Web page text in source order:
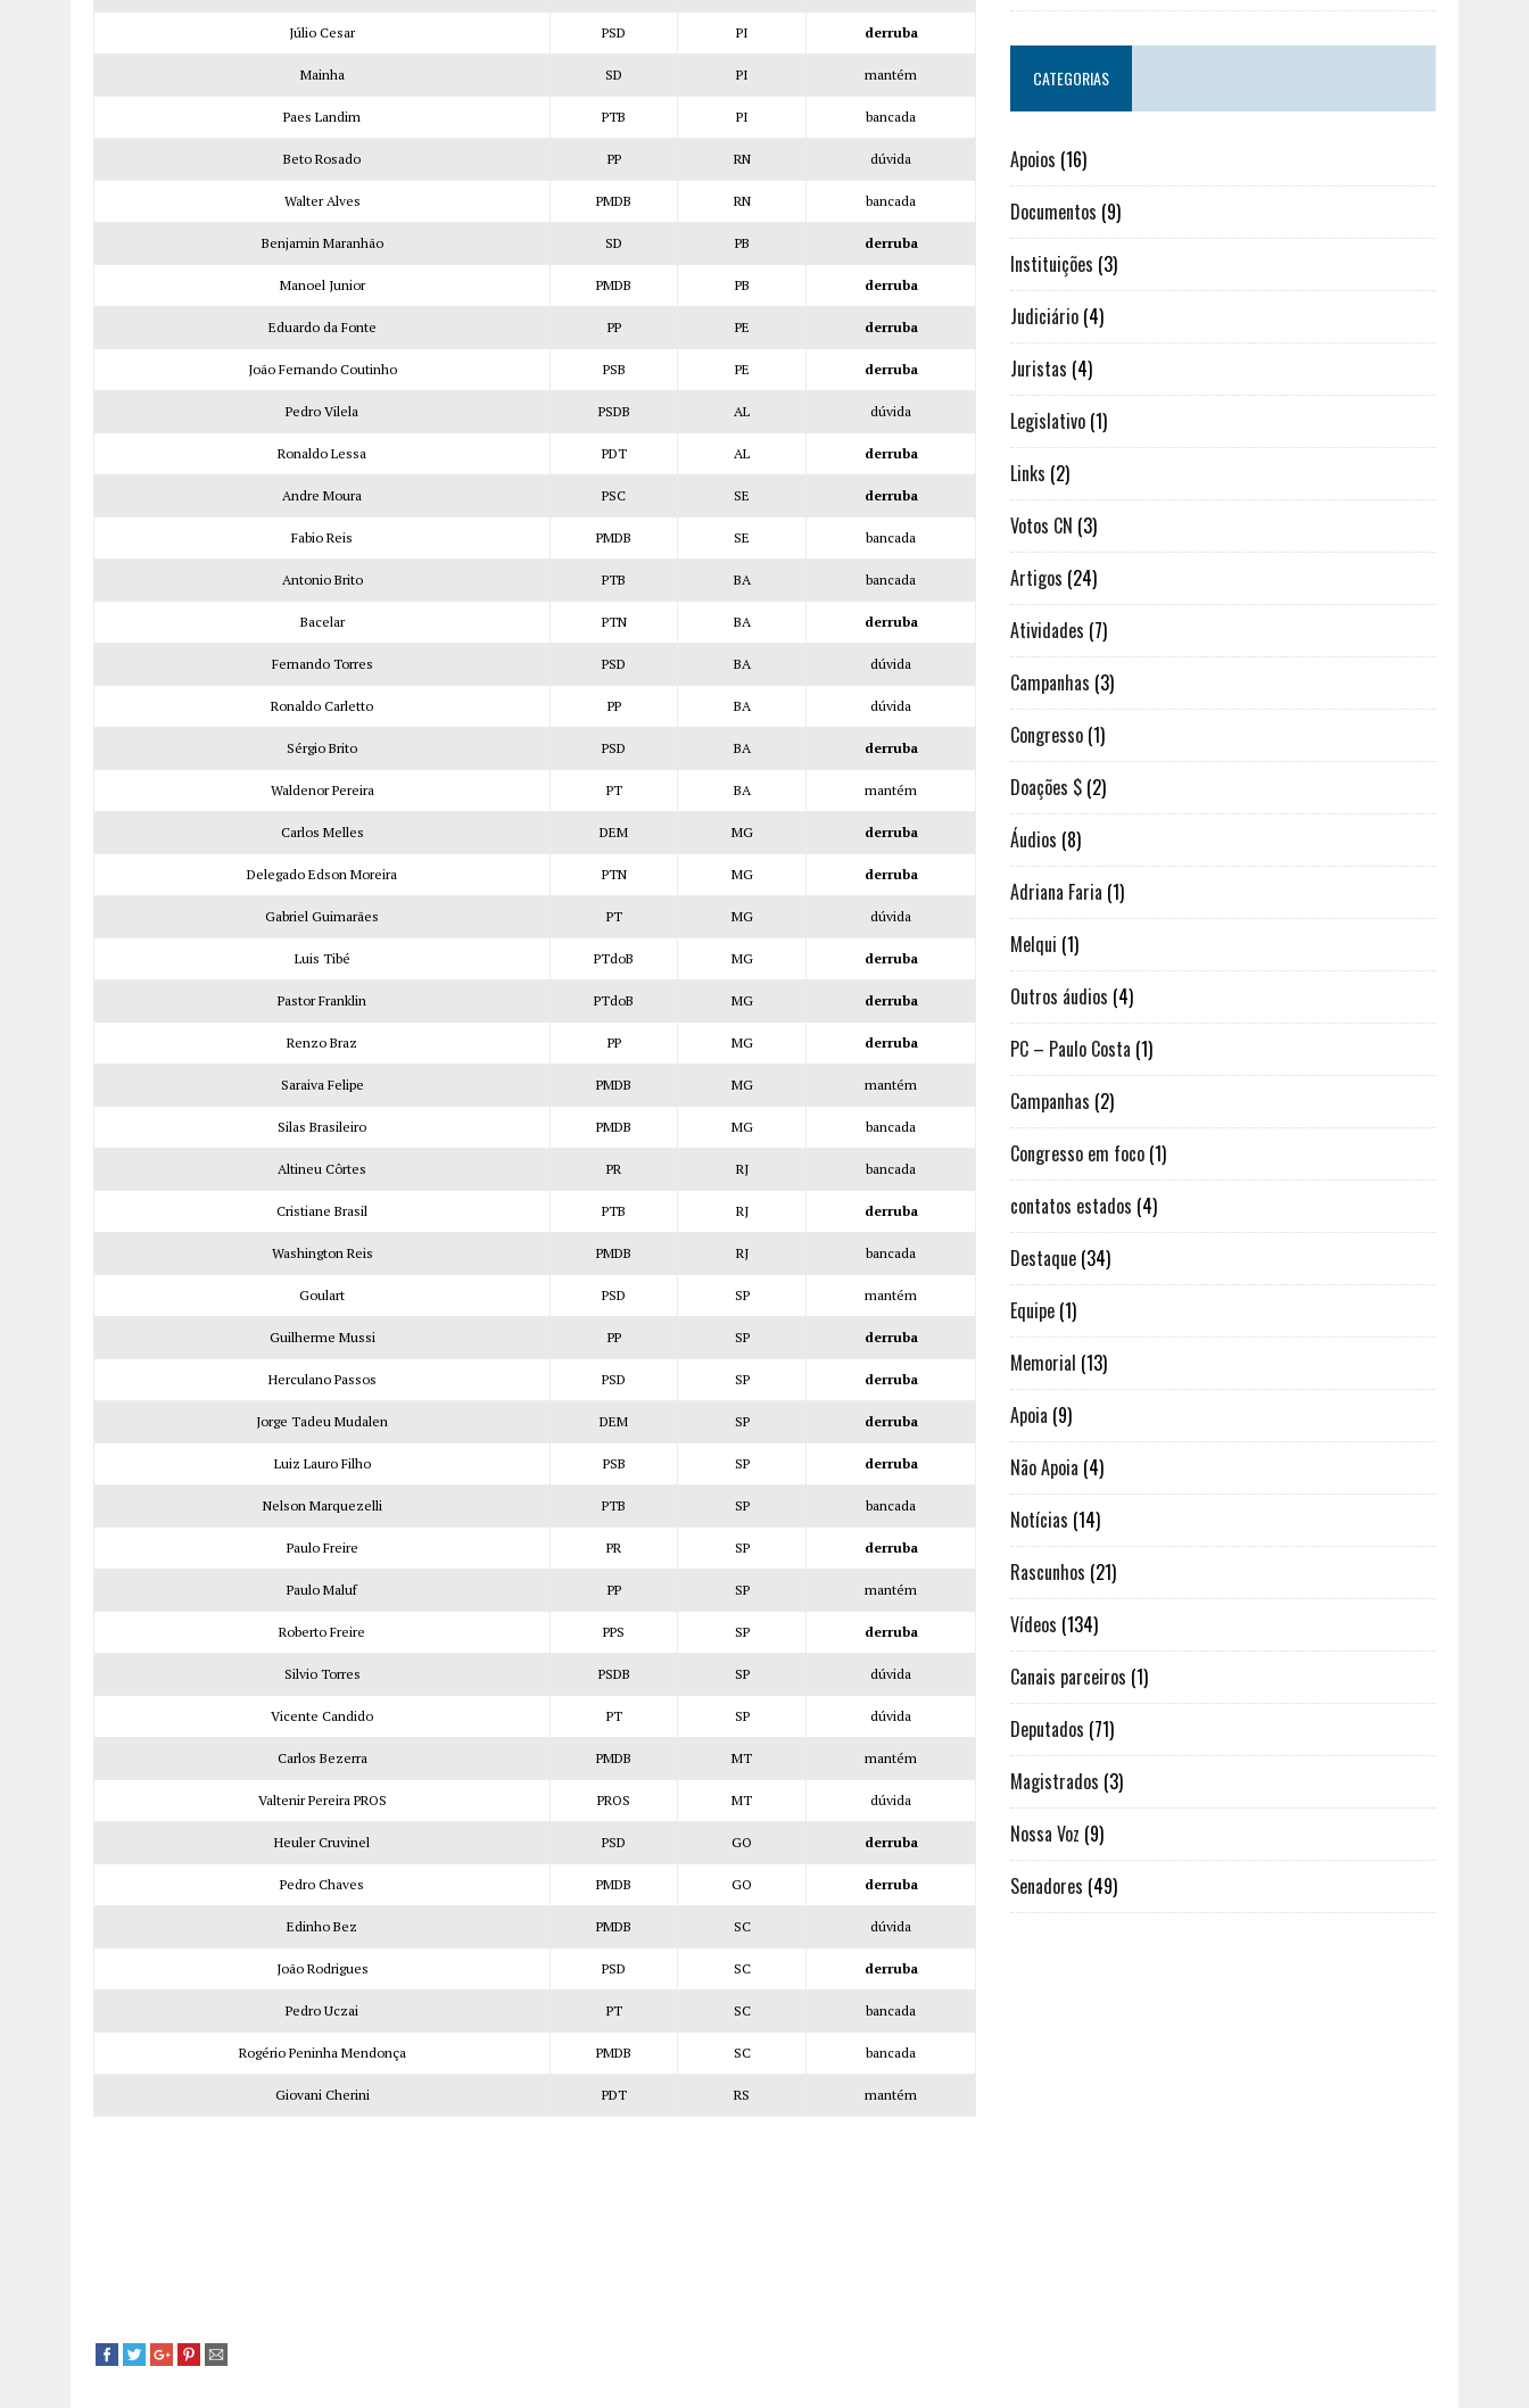
Júlio Cesar PSD PI derruba
Mainha SD PI mantém
Paes Landim PTB PI bancada
Beto Rosado PP RN dúvida
Walter Alves PMDB RN bancada
Benjamin Maranhão SD PB derruba
Manoel Junior PMDB PB derruba
Eduardo da Fonte PP PE derruba
João Fernando Coutinho PSB PE derruba
Pedro Vilela PSDB AL dúvida
Ronaldo Lessa PDT AL derruba
Andre Moura PSC SE derruba
Fabio Reis PMDB SE bancada
Antonio Brito PTB BA bancada
Bacelar PTN BA derruba
Fernando Torres PSD BA dúvida
Ronaldo Carletto PP BA dúvida
Sérgio Brito PSD BA derruba
Waldenor Pereira PT BA mantém
Carlos Melles DEM MG derruba
Delegado Edson Moreira PTN MG derruba
Gabriel Guimarães PT MG dúvida
Luis Tibé PTdoB MG derruba
Pastor Franklin PTdoB MG derruba
Renzo Braz PP MG derruba
Saraiva Felipe PMDB MG mantém
Silas Brasileiro PMDB MG bancada
Altineu Côrtes PR RJ bancada
Cristiane Brasil PTB RJ derruba
Washington Reis PMDB RJ bancada
Goulart PSD SP mantém
Guilherme Mussi PP SP derruba
Herculano Passos PSD SP derruba
Jorge Tadeu Mudalen DEM SP derruba
Luiz Lauro Filho PSB SP derruba
Nelson Marquezelli PTB SP bancada
Paulo Freire PR SP derruba
Paulo Maluf PP SP mantém
Roberto Freire PPS SP derruba
Silvio Torres PSDB SP dúvida
Vicente Candido PT SP dúvida
Carlos Bezerra PMDB MT mantém
Valtenir Pereira PROS PROS MT dúvida
Heuler Cruvinel PSD GO derruba
Pedro Chaves PMDB GO derruba
Edinho Bez PMDB SC dúvida
João Rodrigues PSD SC derruba
Pedro Uczai PT SC bancada
Rogério Peninha Mendonça PMDB SC bancada
Giovani Cherini PDT RS mantém
CATEGORIAS
Apoios (16)
Documentos (9)
Instituições (3)
Judiciário (4)
Juristas (4)
Legislativo (1)
Links (2)
Votos CN (3)
Artigos (24)
Atividades (7)
Campanhas (3)
Congresso (1)
Doações $ (2)
Áudios (8)
Adriana Faria (1)
Melqui (1)
Outros áudios (4)
PC – Paulo Costa (1)
Campanhas (2)
Congresso em foco (1)
contatos estados (4)
Destaque (34)
Equipe (1)
Memorial (13)
Apoia (9)
Não Apoia (4)
Notícias (14)
Rascunhos (21)
Vídeos (134)
Canais parceiros (1)
Deputados (71)
Magistrados (3)
Nossa Voz (9)
Senadores (49)